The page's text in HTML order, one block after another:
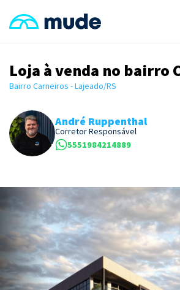
Loja à venda no bairro
Bairro Carneiros - Lajeado/RS
André Ruppenthal
Corretor Responsável
5551984214889